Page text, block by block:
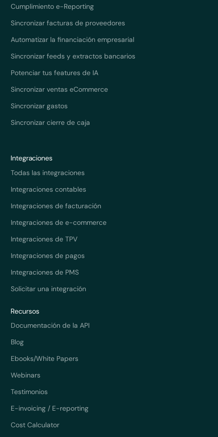
Cumplimiento e-Reporting
Sincronizar facturas de proveedores
Automatizar la financiación empresarial
Sincronizar feeds y extractos bancarios
Potenciar tus features de IA
Sincronizar ventas eCommerce
Sincronizar gastos
Sincronizar cierre de caja
Integraciones
Todas las integraciones
Integraciones contables
Integraciones de facturación
Integraciones de e-commerce
Integraciones de TPV
Integraciones de pagos
Integraciones de PMS
Solicitar una integración
Recursos
Documentación de la API
Blog
Ebooks/White Papers
Webinars
Testimonios
E-invoicing / E-reporting
Cost Calculator